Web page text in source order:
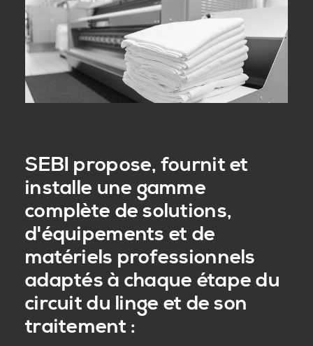
SEBI propose, fournit et
installe une gamme
complète de solutions,
d'équipements et de
matériels professionnels
adaptés à chaque étape du
circuit du linge et de son
traitement :